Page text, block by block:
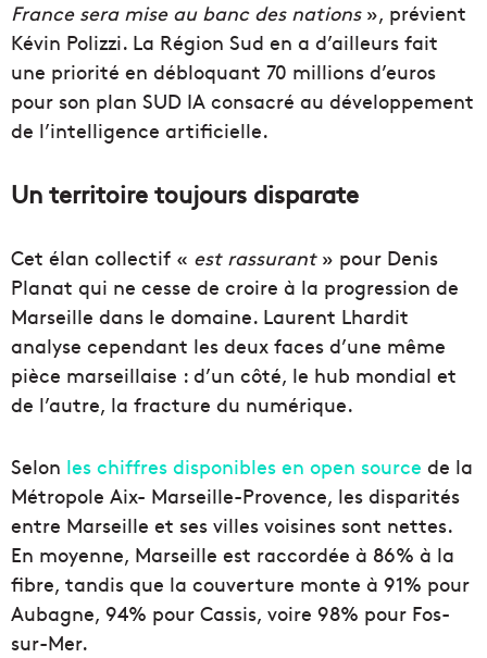
France sera mise au banc des nations», prévient
Kévin Polizzi. La Région Sud en a d’ailleurs fait
une priorité en débloquant 70 millions d’euros
pour son plan SUD IA consacré au développement
de l’intelligence artificielle.
Un territoire toujours disparate
Cet élan collectif « est rassurant» pour Denis
Planat qui ne cesse de croire à la progression de
Marseille dans le domaine. Laurent Lhardit
analyse cependant les deux faces d’une même
pièce marseillaise : d’un côté, le hub mondial et
de l’autre, la fracture du numérique.
Selon les chiffres disponibles en open source de la
Métropole Aix- Marseille-Provence, les disparités
entre Marseille et ses villes voisines sont nettes.
En moyenne, Marseille est raccordée à 86% à la
fibre, tandis que la couverture monte à 91% pour
Aubagne, 94% pour Cassis, voire 98% pour Fos-
sur-Mer.